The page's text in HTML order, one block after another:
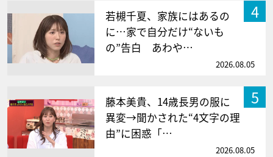
4
若槻千夏、家族にはあるの
に…家で自分だけ“ないも
の”告白 あわや…
2026.08.05
5
藤本美貴、14歳長男の服に
異変→聞かされた“4文字の理
由”に困惑「…
2026.08.05